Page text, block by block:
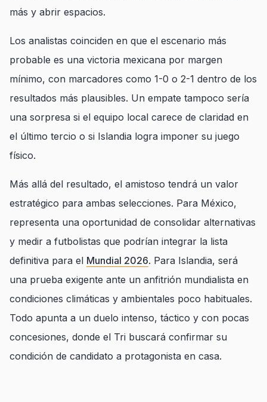
más y abrir espacios.
Los analistas coinciden en que el escenario más
probable es una victoria mexicana por margen
mínimo, con marcadores como 1-0 o 2-1 dentro de los
resultados más plausibles. Un empate tampoco sería
una sorpresa si el equipo local carece de claridad en
el último tercio o si Islandia logra imponer su juego
físico.
Más allá del resultado, el amistoso tendrá un valor
estratégico para ambas selecciones. Para México,
representa una oportunidad de consolidar alternativas
y medir a futbolistas que podrían integrar la lista
definitiva para el Mundial 2026. Para Islandia, será
una prueba exigente ante un anfitrión mundialista en
condiciones climáticas y ambientales poco habituales.
Todo apunta a un duelo intenso, táctico y con pocas
concesiones, donde el Tri buscará confirmar su
condición de candidato a protagonista en casa.